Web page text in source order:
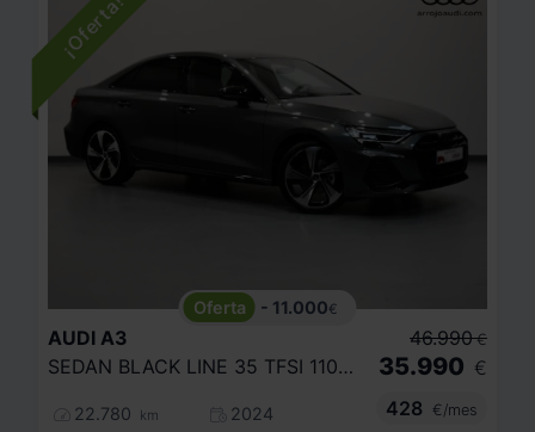
- 11.000€
AUDI A3
SEDAN BLACK LINE 35 TFSI 110KW S TRONIC
22.780 km 2024
46.990 €
35.990 €
428
€/mes